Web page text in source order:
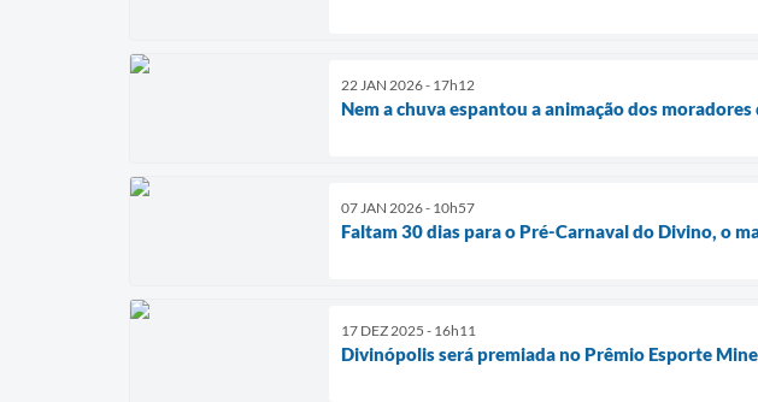
22 JAN 2026 - 17h12
Nem a chuva espantou a animação dos
07 JAN 2026 - 10h57
Faltam 30 dias para o Pré-Carnaval do Divino, o
17 DEZ 2025 - 16h11
Divinópolis será premiada no Prêmio Esporte